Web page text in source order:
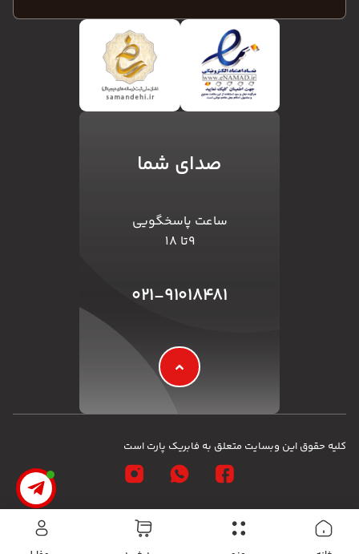
صدای شما
ساعت پاسخگویی
۹تا ۱۸
۰۲۱-۹۱۰۱۸۴۸۱
کلیه حقوق این وبسایت متعلق به فابریک پارت است